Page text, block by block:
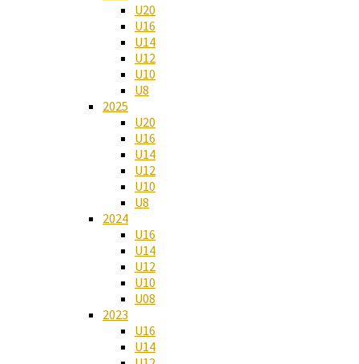
U20
U16
U14
U12
U10
U8
2025
U20
U16
U14
U12
U10
U8
2024
U16
U14
U12
U10
U08
2023
U16
U14